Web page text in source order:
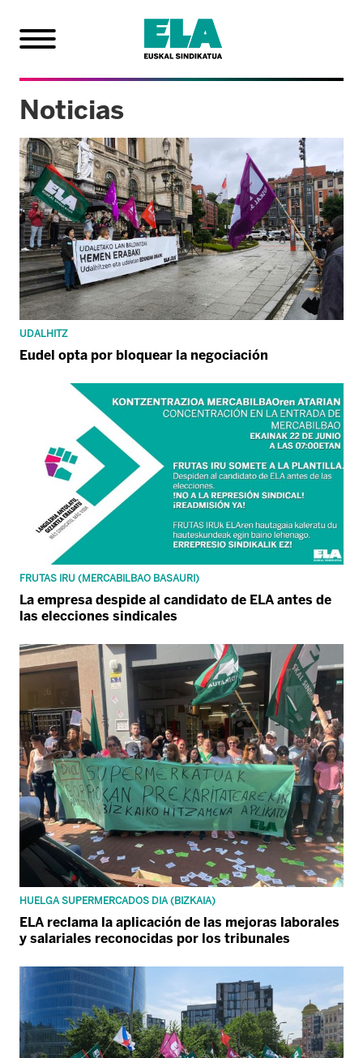
Noticias
UDALHITZ
Eudel opta por bloquear la negociación
FRUTAS IRU (MERCABILBAO BASAURI)
La empresa despide al candidato de ELA antes de
las elecciones sindicales
HUELGA SUPERMERCADOS DIA (BIZKAIA)
ELA reclama la aplicación de las mejoras laborales
y salariales reconocidas por los tribunales